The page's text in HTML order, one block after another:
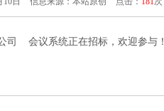
司 会议系统正在招标，欢迎参与！